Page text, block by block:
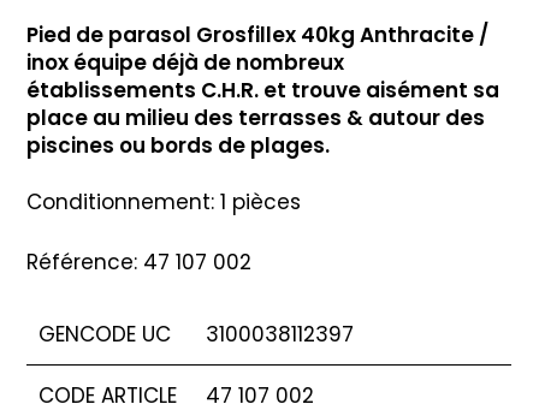
Pied de parasol Grosfillex 40kg Anthracite /
inox équipe déjà de nombreux
établissements C.H.R. et trouve aisément sa
place au milieu des terrasses & autour des
piscines ou bords de plages.
Conditionnement: 1 pièces
Référence: 47 107 002
GENCODE UC 3100038112397
CODE ARTICLE 47 107 002